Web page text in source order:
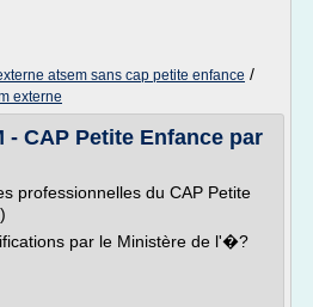
atsem sans cap petite enfance /
externe
- CAP Petite Enfance par
professionnelles du CAP Petite
par le Ministère de l'�?